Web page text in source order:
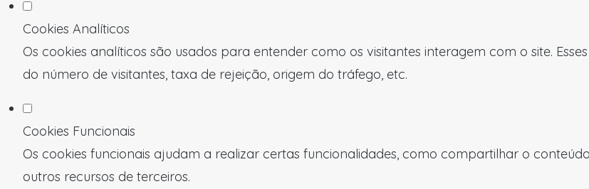
Cookies Analíticos
Os cookies analíticos são usados para entender como os visitantes interagem com o site.
do número de visitantes, taxa de rejeição, origem do tráfego, etc.
Cookies Funcionais
Os cookies funcionais ajudam a realizar certas funcionalidades, como compartilhar o
outros recursos de terceiros.